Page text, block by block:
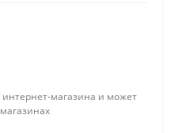
магазина и может